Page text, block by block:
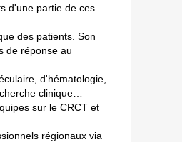
d'une partie de ces
des patients. Son
de réponse au
d'hématologie,
clinique…
sur le CRCT et
régionaux via